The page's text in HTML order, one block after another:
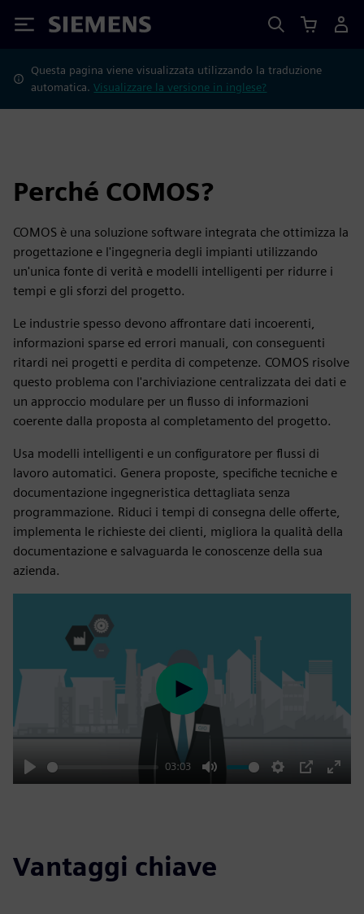
Siemens
Questa pagina viene visualizzata utilizzando la traduzione
automatica.Visualizzare la versione in inglese?
Perché COMOS?
COMOS è una soluzione software integrata che ottimizza la
progettazione e l'ingegneria degli impianti utilizzando
un'unica fonte di verità e modelli intelligenti per ridurre i
tempi e gli sforzi del progetto.
Le industrie spesso devono affrontare dati incoerenti,
informazioni sparse ed errori manuali, con conseguenti
ritardi nei progetti e perdita di competenze. COMOS risolve
questo problema con l'archiviazione centralizzata dei dati e
un approccio modulare per un flusso di informazioni
coerente dalla proposta al completamento del progetto.
Usa modelli intelligenti e un configuratore per flussi di
lavoro automatici. Genera proposte, specifiche tecniche e
documentazione ingegneristica dettagliata senza
programmazione. Riduci i tempi di consegna delle offerte,
implementa le richieste dei clienti, migliora la qualità della
documentazione e salvaguarda le conoscenze della sua
azienda.
Play
03:03
Mute Settings
PIP
Enter
Play
Vantaggi chiave